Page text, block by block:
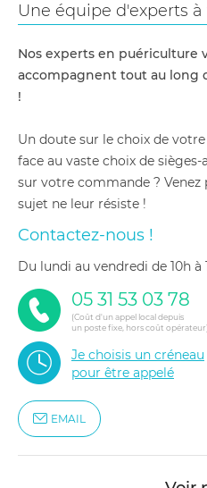
Une équipe d'experts
Nos experts en puériculture
accompagnent tout au long
!
Un doute sur le choix de
face au vaste choix de
sur votre commande ?
sujet ne leur résiste !
Contactez-nous !
du lundi au vendredi de 10h à
05 31 53 03 78
(Coût d'un appel local depuis
un poste fixe, hors coût opérateur)
Je choisis un créneau
pour être appelé
EMAIL